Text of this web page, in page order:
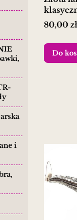
i
Cena
80,00 zł
Do